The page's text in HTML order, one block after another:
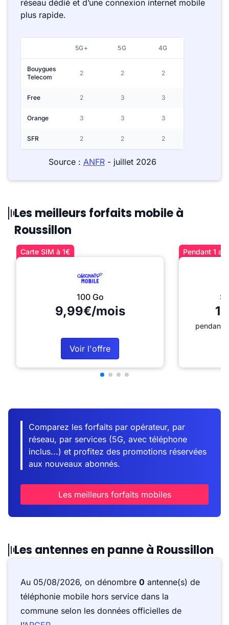
réseau dédié et d’une connexion internet mobile
plus rapide.
5G+ 5G 4G
Bouygues
Telecom
2 2 2
Free 2 3 3
Orange 3 3 3
SFR 2 2 2
Source : ANFR- juillet 2026
Les meilleurs forfaits mobile à
Roussillon
Carte SIM à 1€
100 Go
9,99€/mois
Voir l'offre
Pendant 1
pendant
Comparez les forfaits par opérateur, par
réseau, par services (5G, avec téléphone
inclus...) et profitez des promotions réservées
aux nouveaux abonnés.
Les meilleurs forfaits mobiles
Les antennes en panne à Roussillon
Au 05/08/2026, on dénombre 0 antenne(s) de
téléphonie mobile hors service dans la
commune selon les données officielles de